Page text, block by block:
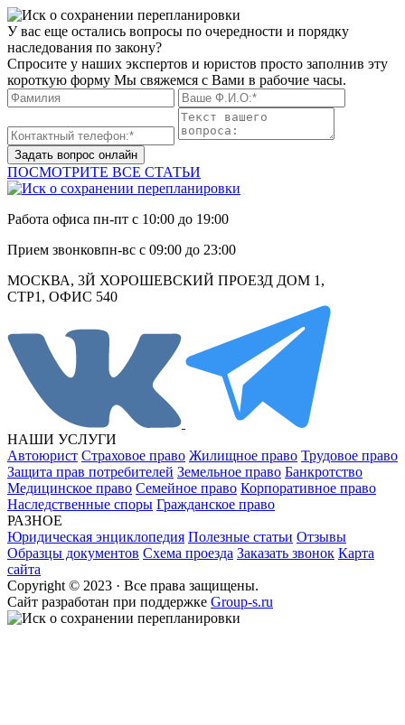
У вас еще остались вопросы по очередности и порядку
наследования по закону?
Спросите у наших экспертов и юристов просто заполнив эту
короткую форму Мы свяжемся с Вами в рабочие часы.
Задать вопрос онлайн
ПОСМОТРИТЕ ВСЕ СТАТЬИ
Работа офиса пн-пт с 10:00 до 19:00
Прием звонковпн-вс с 09:00 до 23:00
МОСКВА, 3Й ХОРОШЕВСКИЙ ПРОЕЗД ДОМ 1,
СТР1, ОФИС 540
НАШИ УСЛУГИ
Автоюрист Страховое право Жилищное право Трудовое право
Защита прав потребителей Земельное право Банкротство
Медицинское право Семейное право Корпоративное право
Наследственные споры Гражданское право
РАЗНОЕ
Юридическая энциклопедия Полезные статьи Отзывы
Образцы документов Схема проезда Заказать звонок Карта
сайта
Copyright © 2023 · Все права защищены.
Cайт разработан при поддержке Group-s.ru